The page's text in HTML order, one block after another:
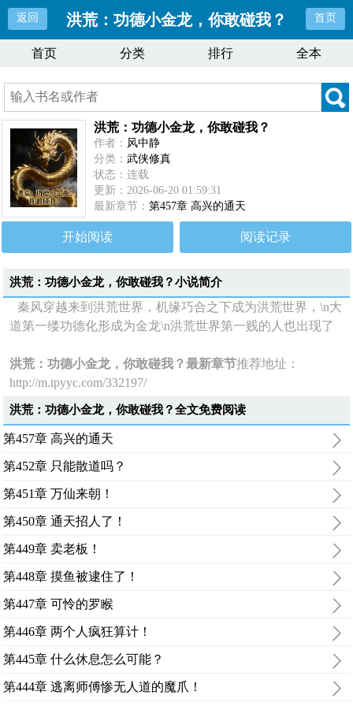
返回 洪荒：功德小金龙，你敢碰我？ 首页
首页 分类 排行 全本
洪荒：功德小金龙，你敢碰我？
作者： 风中静
分类：武侠修真
状态：连载
更新：2026-06-20 01:59:31
最新章节：第457章 高兴的通天
开始阅读 阅读记录
洪荒：功德小金龙，你敢碰我？小说简介
秦风穿越来到洪荒世界，机缘巧合之下成为洪荒世界，\n大
道第一缕功德化形成为金龙\n洪荒世界第一贱的人也出现了
洪荒：功德小金龙，你敢碰我？最新章节推荐地址：
http://m.tpyyc.com/332197/
洪荒：功德小金龙，你敢碰我？全文免费阅读
第457章 高兴的通天
第452章 只能散道吗？
第451章 万仙来朝！
第450章 通天招人了！
第449章 卖老板！
第448章 摸鱼被逮住了！
第447章 可怜的罗睺
第446章 两个人疯狂算计！
第445章 什么休息怎么可能？
第444章 逃离师傅惨无人道的魔爪！